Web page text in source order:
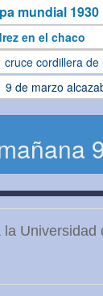
mundial 1930
en el chaco
cruce cordillera de
9 de marzo
Universidad